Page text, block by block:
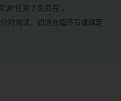
“任意下免费看”。
辨测试，如遇充值环节或绑定